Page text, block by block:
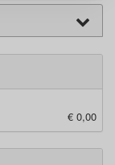
€ 0,00